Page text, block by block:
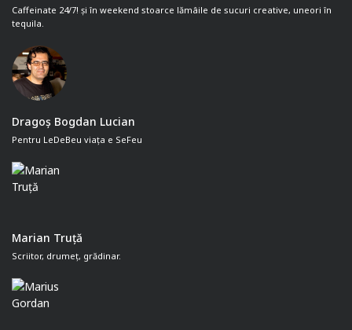
Caffeinate 24/7! și în weekend stoarce lămâile de sucuri creative, uneori în
tequila.
Dragoș Bogdan Lucian
Pentru LeDeBeu viața e SeFeu
Marian Truță
Scriitor, drumeț, grădinar.